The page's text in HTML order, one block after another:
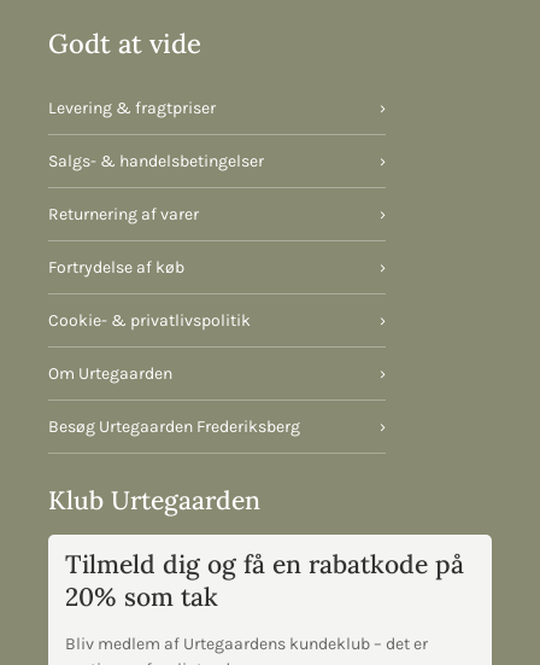
Godt at vide
Levering & fragtpriser ›
Salgs- & handelsbetingelser ›
Returnering af varer ›
Fortrydelse af køb ›
Cookie- & privatlivspolitik ›
Om Urtegaarden ›
Besøg Urtegaarden Frederiksberg ›
Klub Urtegaarden
Tilmeld dig og få en rabatkode på
20% som tak
Bliv medlem af Urtegaardens kundeklub – det er